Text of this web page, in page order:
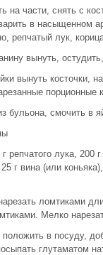
на части, снять с
в насыщенном
репчатый лук,
вынуть, остудить,
вынуть косточки,
порционные
бульона, смочить в
репчатого лука, 200
г вина (или
ломтиками
Мелко
в посуду,
глутаматом